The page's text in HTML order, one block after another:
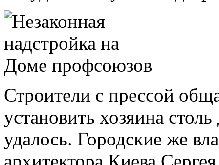
Строители с прессой
установить хозяина
удалось. Городские же
архитектора Киева